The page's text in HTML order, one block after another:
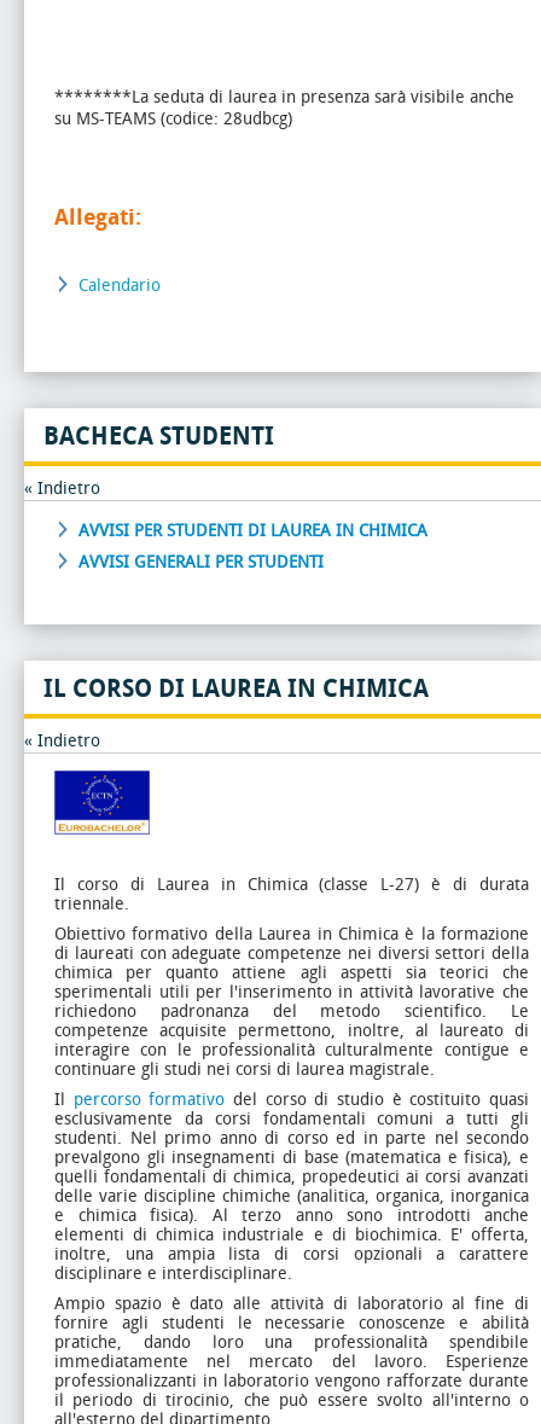
********La seduta di laurea in presenza sarà visibile anche
su MS-TEAMS (codice: 28udbcg)
Allegati:
Calendario
BACHECA STUDENTI
« Indietro
AVVISI PER STUDENTI DI LAUREA IN CHIMICA
AVVISI GENERALI PER STUDENTI
IL CORSO DI LAUREA IN CHIMICA
« Indietro
Il corso di Laurea in Chimica (classe L-27) è di durata
triennale.
Obiettivo formativo della Laurea in Chimica è la formazione
di laureati con adeguate competenze nei diversi settori della
chimica per quanto attiene agli aspetti sia teorici che
sperimentali utili per l'inserimento in attività lavorative che
richiedono padronanza del metodo scientifico. Le
competenze acquisite permettono, inoltre, al laureato di
interagire con le professionalità culturalmente contigue e
continuare gli studi nei corsi di laurea magistrale.
Il percorso formativo del corso di studio è costituito quasi
esclusivamente da corsi fondamentali comuni a tutti gli
studenti. Nel primo anno di corso ed in parte nel secondo
prevalgono gli insegnamenti di base (matematica e fisica), e
quelli fondamentali di chimica, propedeutici ai corsi avanzati
delle varie discipline chimiche (analitica, organica, inorganica
e chimica fisica). Al terzo anno sono introdotti anche
elementi di chimica industriale e di biochimica. E' offerta,
inoltre, una ampia lista di corsi opzionali a carattere
disciplinare e interdisciplinare.
Ampio spazio è dato alle attività di laboratorio al fine di
fornire agli studenti le necessarie conoscenze e abilità
pratiche, dando loro una professionalità spendibile
immediatamente nel mercato del lavoro. Esperienze
professionalizzanti in laboratorio vengono rafforzate durante
il periodo di tirocinio, che può essere svolto all'interno o
all'esterno del dipartimento.